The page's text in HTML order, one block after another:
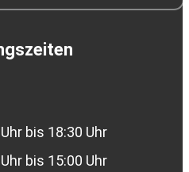
bis 18:30 Uhr
bis 15:00 Uhr